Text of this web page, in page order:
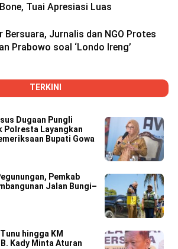
Tuai Apresiasi Luas
Bersuara, Jurnalis dan NGO Protes
Prabowo soal ‘Londo Ireng’
TERKINI
Dugaan Pungli
Polresta Layangkan
Bupati Gowa
Pemkab
Jalan Bungi–
hingga KM
Kady Minta Aturan